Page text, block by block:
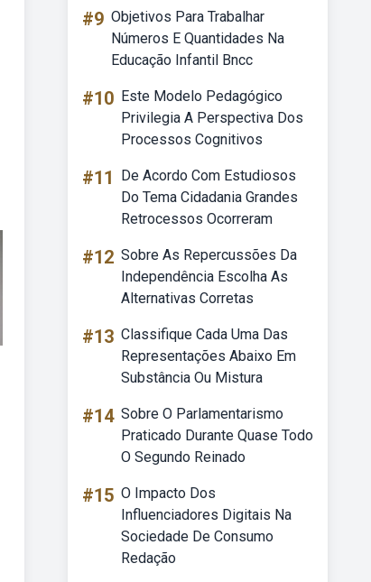
#9 Objetivos Para Trabalhar
Números E Quantidades Na
Educação Infantil Bncc
#10 Este Modelo Pedagógico
Privilegia A Perspectiva Dos
Processos Cognitivos
#11
De Acordo Com Estudiosos
Do Tema Cidadania Grandes
Retrocessos Ocorreram
#12 Sobre As Repercussões Da
Independência Escolha As
Alternativas Corretas
#13 Classifique Cada Uma Das
Representações Abaixo Em
Substância Ou Mistura
#14 Sobre O Parlamentarismo
Praticado Durante Quase Todo
O Segundo Reinado
#15 O Impacto Dos
Influenciadores Digitais Na
Sociedade De Consumo
Redação